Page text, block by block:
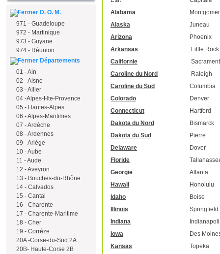
D. O. M.
971 - Guadeloupe
972 - Martinique
973 - Guyane
974 - Réunion
Départements
01 - Ain
02 - Aisne
03 - Allier
04 -Alpes-Hte-Provence
05 - Hautes-Alpes
06 - Alpes-Maritimes
07 - Ardèche
08 - Ardennes
09 - Ariège
10 - Aube
11 - Aude
12 - Aveyron
13 - Bouches-du-Rhône
14 - Calvados
15 - Cantal
16 - Charente
17 - Charente-Maritime
18 - Cher
19 - Corrèze
20A -Corse-du-Sud 2A
20B- Haute-Corse 2B
Alabama
Alaska
Juneau
Arizona
Phoenix
Arkansas
Little Rock
Californie
Caroline du Nord
Raleigh
Caroline du Sud
Columbia
Colorado
Denver
Connecticut
Hartford
Dakota du Nord
Bismarck
Dakota du Sud
Pierre
Delaware
Dover
Floride
Georgie
Atlanta
Hawaii
Honolulu
Idaho
Boise
Illinois
Springfield
Indiana
Iowa
Des
Kansas
Topeka